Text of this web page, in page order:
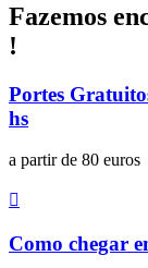
Fazemos
!
Portes
hs
a partir de 80 euros
Como chegar